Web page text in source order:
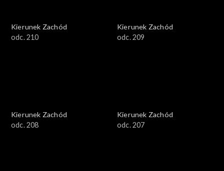
Kierunek Zachód
odc. 210
Kierunek Zachód
odc. 209
Kierunek Zachód
odc. 208
Kierunek Zachód
odc. 207